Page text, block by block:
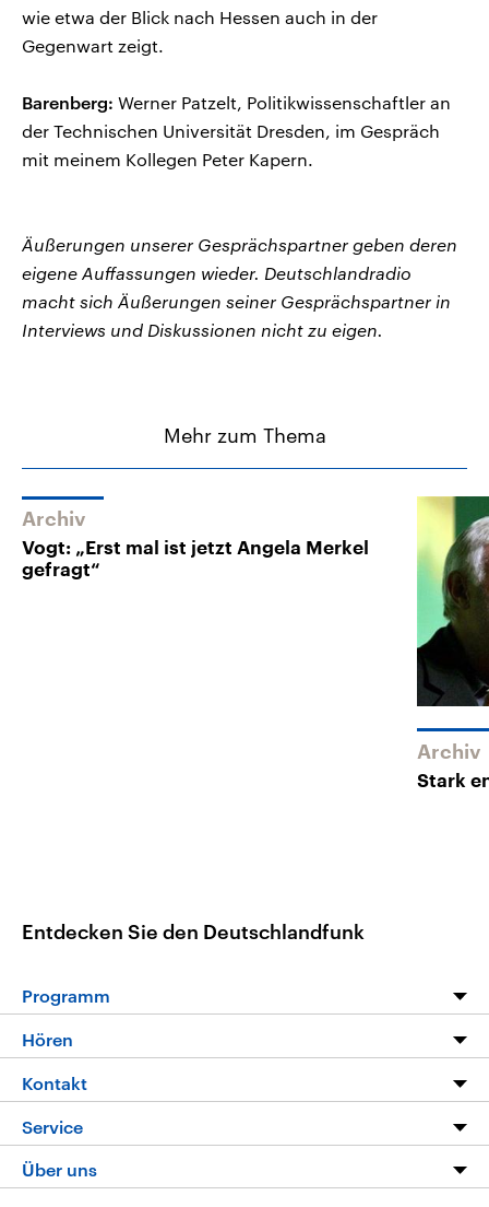
wie etwa der Blick nach Hessen auch in der
Gegenwart zeigt.
Barenberg: Werner Patzelt, Politikwissenschaftler an
der Technischen Universität Dresden, im Gespräch
mit meinem Kollegen Peter Kapern.
Äußerungen unserer Gesprächspartner geben deren
eigene Auffassungen wieder. Deutschlandradio
macht sich Äußerungen seiner Gesprächspartner in
Interviews und Diskussionen nicht zu eigen.
Mehr zum Thema
Archiv
Vogt: „Erst mal ist jetzt Angela Merkel
gefragt“
Archiv
Stark
Entdecken Sie den Deutschlandfunk
Programm
Die Nachrichten
Nachrichtenleicht
Neue Beiträge auf dlf.de
Hören
Livestream
Podcasts
Deutschlandfunk App
Kontakt
Service
FAQ
Über uns